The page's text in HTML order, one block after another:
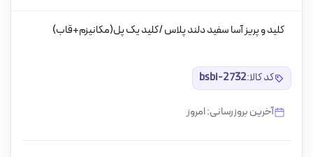
کلید و پریز آسا سفید دلند پلاس /کلید یک پل(مکانیزم+قاب)
کد کالا:bsbi-2732
آخرین بروزرسانی: امروز